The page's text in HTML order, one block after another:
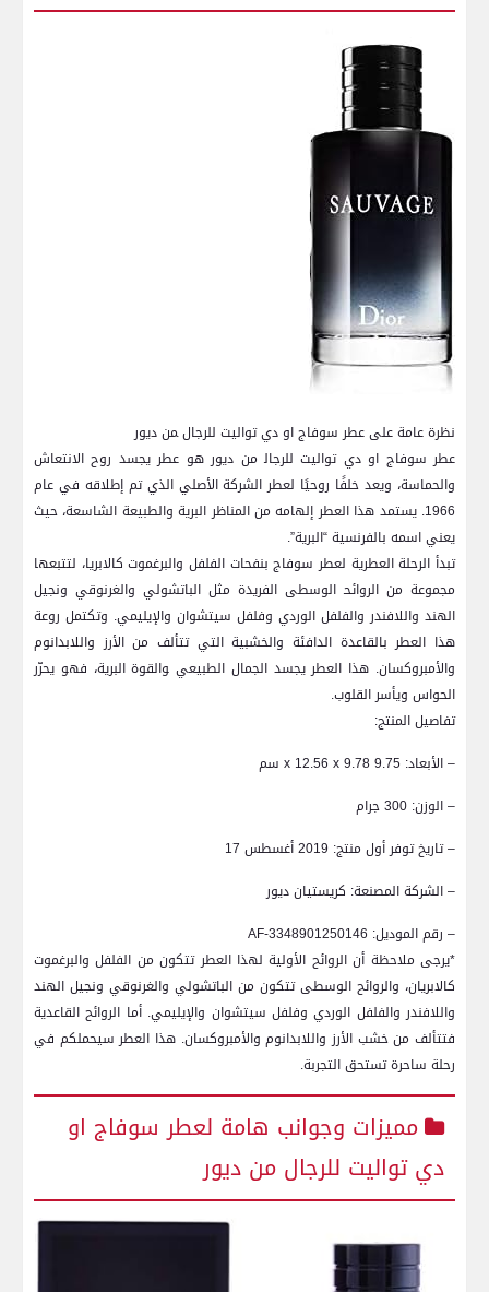
نظرة عامة على عطر ‌سوفاج او‍ دي تواليت للرجال ‍من ديور
عطر سوفاج او ‌دي تواليت للرجال‍ من ديور هو عطر‌ يجسد روح⁣ الانتعاش
والحماسة، ويعد خلفًا روحيًا لعطر الشركة الأصلي الذي تم إطلاقه في عام
1966. يستمد هذا⁢ العطر إلهامه من المناظر البرية والطبيعة الشاسعة، حيث
يعني ‌اسمه بالفرنسية “البرية”.
تبدأ الرحلة العطرية‍ لعطر سوفاج بنفحات الفلفل والبرغموت كالابريا، لتتبعها
مجموعة من الروائح‍ الوسطى الفريدة مثل الباتشولي والغرنوقي ونجيل
الهند واللافندر ​والفلفل الوردي ⁣وفلفل سيتشوان والإيليمي. وتكتمل روعة
هذا العطر بالقاعدة الدافئة والخشبية التي ​تتألف من الأرز واللابدانوم
والأمبروكسان. هذا العطر يجسد الجمال الطبيعي ‍والقوة البرية، فهو يحرّر
الحواس ويأسر القلوب.
تفاصيل المنتج:
– الأبعاد:⁢ 9.75 x 12.56 x‍ 9.78 سم
– الوزن: 300 ⁢جرام
– تاريخ توفر أول منتج: 2019 أغسطس 17
– الشركة⁣ المصنعة:⁢ كريستيان ديور
– رقم الموديل:‌ AF-3348901250146
*يرجى ملاحظة أن الروائح ​الأولية⁤ لهذا العطر تتكون من الفلفل والبرغموت
كالابريان، والروائح ​الوسطى تتكون من الباتشولي والغرنوقي ونجيل الهند
واللافندر والفلفل ⁢الوردي وفلفل سيتشوان والإيليمي. أما‍ الروائح القاعدية
فتتألف من خشب ‌الأرز واللابدانوم والأمبروكسان.‌ هذا العطر سيحملكم في
رحلة ساحرة تستحق التجربة.
مميزات وجوانب هامة لعطر⁤ سوفاج او
دي ‌تواليت للرجال⁣ من ديور